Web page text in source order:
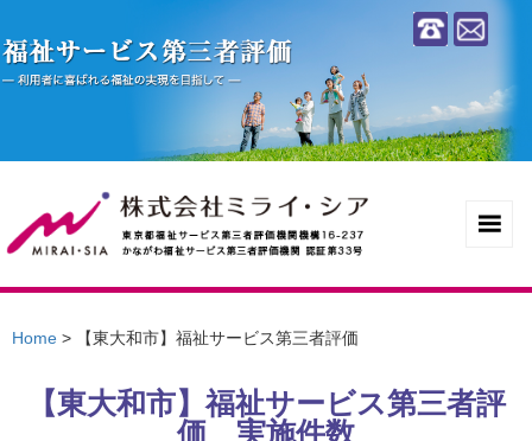
Home > 【東大和市】福祉サービス第三者評価
【東大和市】福祉サービス第三者評
価 実施件数